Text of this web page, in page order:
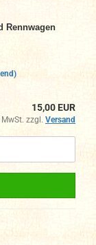
Rennwagen
15,00 EUR
zzgl. Versand